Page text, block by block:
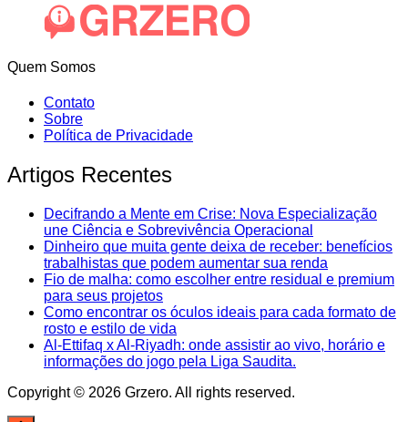
Quem Somos
Contato
Sobre
Política de Privacidade
Artigos Recentes
Decifrando a Mente em Crise: Nova Especialização
une Ciência e Sobrevivência Operacional
Dinheiro que muita gente deixa de receber: benefícios
trabalhistas que podem aumentar sua renda
Fio de malha: como escolher entre residual e premium
para seus projetos
Como encontrar os óculos ideais para cada formato de
rosto e estilo de vida
Al-Ettifaq x Al-Riyadh: onde assistir ao vivo, horário e
informações do jogo pela Liga Saudita.
Copyright © 2026 Grzero. All rights reserved.